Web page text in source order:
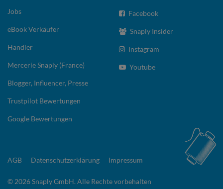
Jobs
eBook Verkäufer
Händler
Mercerie Snaply (France)
Blogger, Influencer, Presse
Trustpilot Bewertungen
Google Bewertungen
Facebook
Snaply Insider
Instagram
Youtube
AGB Datenschutzerklärung Impressum
© 2026 Snaply GmbH. Alle Rechte vorbehalten